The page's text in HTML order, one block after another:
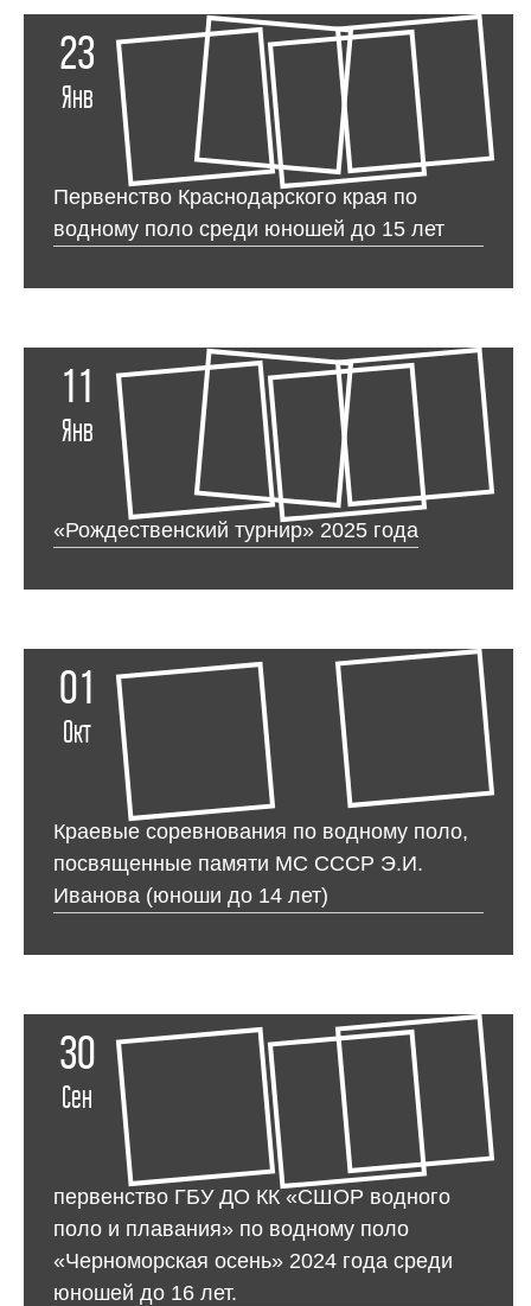
23
Янв
Первенство Краснодарского края по
водному поло среди юношей до 15 лет
11
Янв
«Рождественский турнир» 2025 года
01
Окт
Краевые соревнования по водному поло,
посвященные памяти МС СССР Э.И.
Иванова (юноши до 14 лет)
30
Сен
первенство ГБУ ДО КК «СШОР водного
поло и плавания» по водному поло
«Черноморская осень» 2024 года среди
юношей до 16 лет.